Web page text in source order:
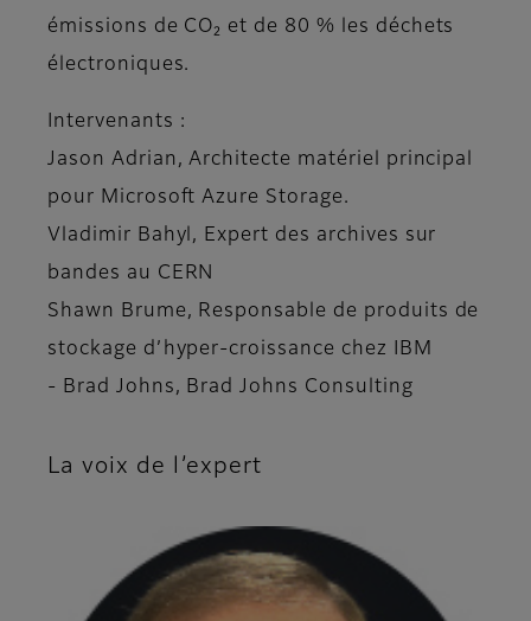
émissions de CO₂ et de 80 % les déchets
électroniques.
Intervenants :
Jason Adrian, Architecte matériel principal
pour Microsoft Azure Storage.
Vladimir Bahyl, Expert des archives sur
bandes au CERN
Shawn Brume, Responsable de produits de
stockage d’hyper-croissance chez IBM
- Brad Johns, Brad Johns Consulting
La voix de l’expert